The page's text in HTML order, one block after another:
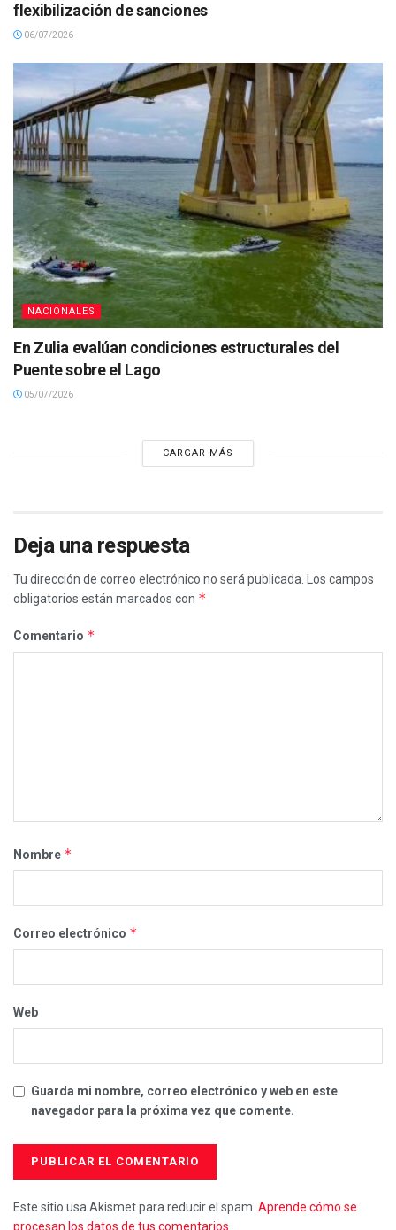
flexibilización de sanciones
06/07/2026
NACIONALES
En Zulia evalúan condiciones estructurales del
Puente sobre el Lago
05/07/2026
CARGAR MÁS
Deja una respuesta
Tu dirección de correo electrónico no será publicada.
Los campos
obligatorios están marcados con *
Comentario *
Nombre *
Correo electrónico *
Web
Guarda mi nombre, correo electrónico y web en este
navegador para la próxima vez que comente.
Este sitio usa Akismet para reducir el spam. Aprende cómo se
procesan los datos de tus comentarios.